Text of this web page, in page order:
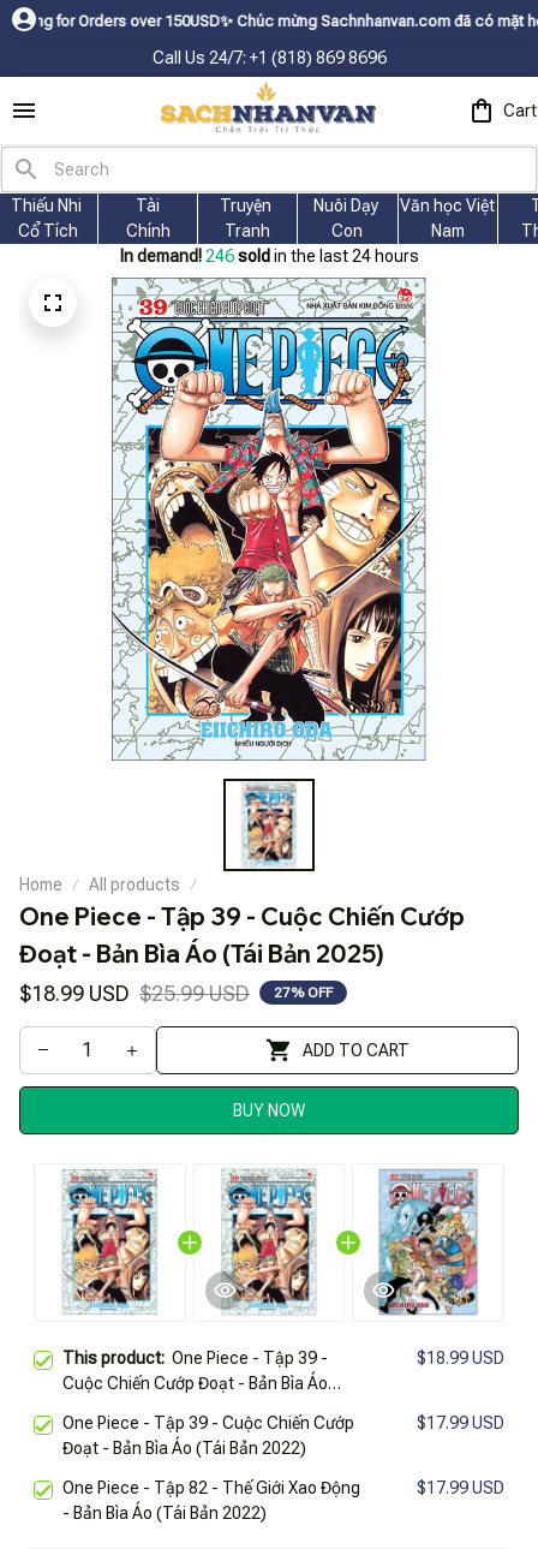
over 150USDㅤ✨ Chúc mừng Sachnhanvan.com đã có mặt hơn 200
Call Us 24/7: +1 (818) 869 8696
Cart
Thiếu Nhi
Cổ Tích
Tài
Chính
Truyện
Tranh
Nuôi Dạy
Con
Văn học Việt
Nam
In demand! 247 sold in the last 24 hours
Home All products
One Piece - Tập 39 - Cuộc Chiến Cướp
Đoạt - Bản Bìa Áo (Tái Bản 2025)
$18.99 USD $25.99 USD 27% OFF
ADD TO CART
BUY NOW
This product: One Piece - Tập 39 -
Cuộc Chiến Cướp Đoạt - Bản Bìa Áo
$18.99 USD
One Piece - Tập 39 - Cuộc Chiến Cướp
Đoạt - Bản Bìa Áo (Tái Bản 2022)
$17.99 USD
One Piece - Tập 82 - Thế Giới Xao Động
- Bản Bìa Áo (Tái Bản 2022)
$17.99 USD